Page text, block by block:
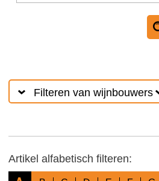
Filteren van wijnbouwers
Artikel alfabetisch filteren: